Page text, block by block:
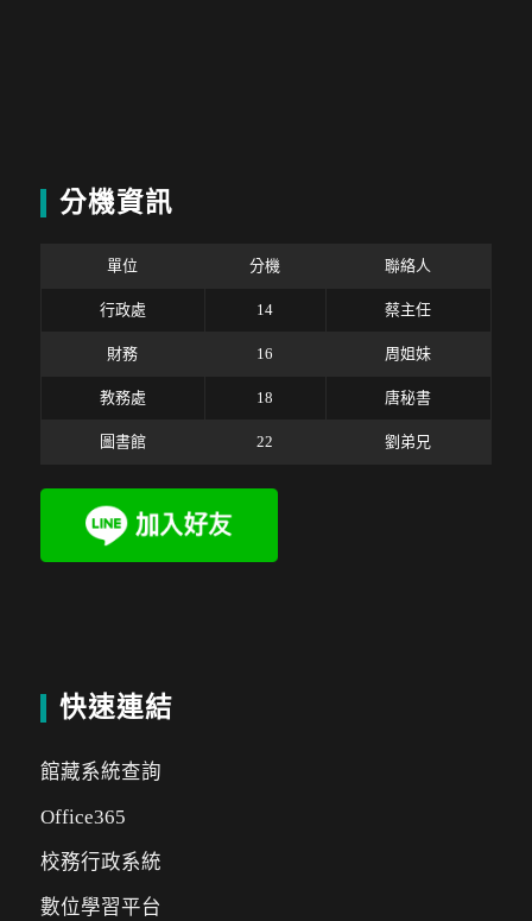
分機資訊
單位 分機 聯絡人
行政處 14 蔡主任
財務 16 周姐妹
教務處 18 唐秘書
圖書館 22 劉弟兄
快速連結
館藏系統查詢
Office365
校務行政系統
數位學習平台